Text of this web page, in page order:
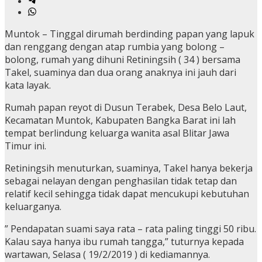
Muntok – Tinggal dirumah berdinding papan yang lapuk
dan renggang dengan atap rumbia yang bolong –
bolong, rumah yang dihuni Retiningsih ( 34 ) bersama
Takel, suaminya dan dua orang anaknya ini jauh dari
kata layak.
Rumah papan reyot di Dusun Terabek, Desa Belo Laut,
Kecamatan Muntok, Kabupaten Bangka Barat ini lah
tempat berlindung keluarga wanita asal Blitar Jawa
Timur ini.
Retiningsih menuturkan, suaminya, Takel hanya bekerja
sebagai nelayan dengan penghasilan tidak tetap dan
relatif kecil sehingga tidak dapat mencukupi kebutuhan
keluarganya.
” Pendapatan suami saya rata – rata paling tinggi 50 ribu.
Kalau saya hanya ibu rumah tangga,” tuturnya kepada
wartawan, Selasa ( 19/2/2019 ) di kediamannya.